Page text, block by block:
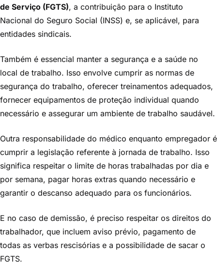
de Serviço (FGTS), a contribuição para o Instituto
Nacional do Seguro Social (INSS) e, se aplicável, para
entidades sindicais.
Também é essencial manter a segurança e a saúde no
local de trabalho. Isso envolve cumprir as normas de
segurança do trabalho, oferecer treinamentos adequados,
fornecer equipamentos de proteção individual quando
necessário e assegurar um ambiente de trabalho saudável.
Outra responsabilidade do médico enquanto empregador é
cumprir a legislação referente à jornada de trabalho. Isso
significa respeitar o limite de horas trabalhadas por dia e
por semana, pagar horas extras quando necessário e
garantir o descanso adequado para os funcionários.
E no caso de demissão, é preciso respeitar os direitos do
trabalhador, que incluem aviso prévio, pagamento de
todas as verbas rescisórias e a possibilidade de sacar o
FGTS.